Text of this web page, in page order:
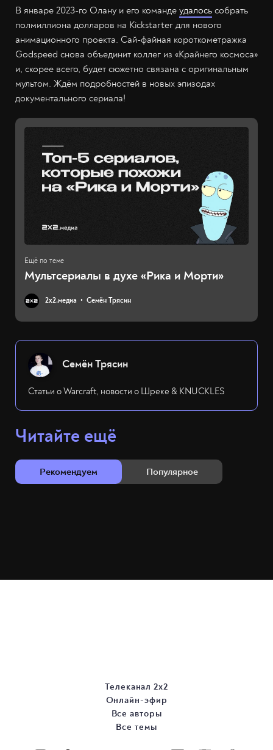
В январе 2023-го Олану и его команде удалось собрать
полмиллиона долларов на Kickstarter для нового
анимационного проекта. Сай-файная короткометражка
Godspeed снова объединит коллег из «Крайнего космоса»
и, скорее всего, будет сюжетно связана с оригинальным
мультом. Ждём подробностей в новых эпизодах
документального сериала!
Мультсериалы в духе «Рика и Морти»
2х2.медиа Семён Трясин
Семён Трясин
Статьи о Warcraft, новости о Шреке & KNUCKLES
Читайте ещё
Рекомендуем Популярное
Телеканал 2х2
Онлайн-эфир
Все авторы
Все темы